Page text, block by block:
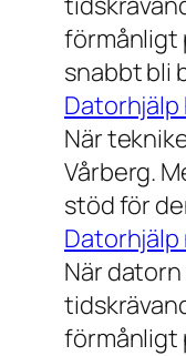
förmånligt
snabbt bli
Datorhjälp
När
Vårberg.
stöd för
Datorhjälp
När
förmånligt